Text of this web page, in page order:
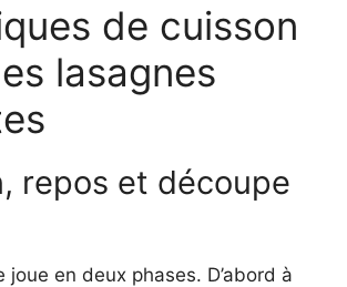
de cuisson
lasagnes
repos et découpe
joue en deux phases. D’abord à